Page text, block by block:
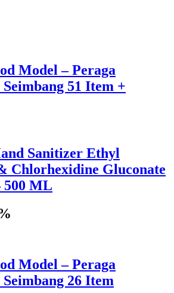
Model – Peraga
51 Item +
Sanitizer Ethyl
Chlorhexidine Gluconate
500 ML
Model – Peraga
26 Item